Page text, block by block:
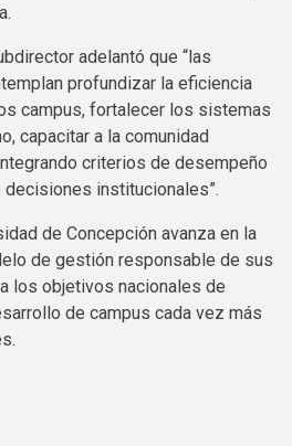
adelantó que “las
profundizar la eficiencia
campus, fortalecer los sistemas
capacitar a la comunidad
criterios de desempeño
institucionales”.
de Concepción avanza en la
de gestión responsable de sus
los objetivos nacionales de
de campus cada vez más